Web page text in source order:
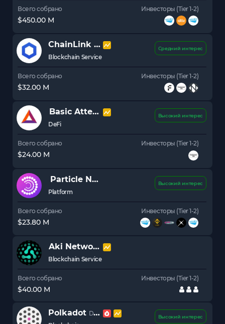
Всего собрано
$450.00 M
Инвесторы (Tier 1-2)
ChainLink LINK
Blockchain Service
Средний интерес
Всего собрано
$32.00 M
Инвесторы (Tier 1-2)
Basic Attention Token
BAT
DeFi
Высокий интерес
Всего собрано
$24.00 M
Инвесторы (Tier 1-2)
Particle Network
Platform
Высокий интерес
Всего собрано
$23.80 M
Инвесторы (Tier 1-2)
Aki NetworkAKI
Blockchain Service
Всего собрано
$40.00 M
Инвесторы (Tier 1-2)
Polkadot DOT
Высокий интерес